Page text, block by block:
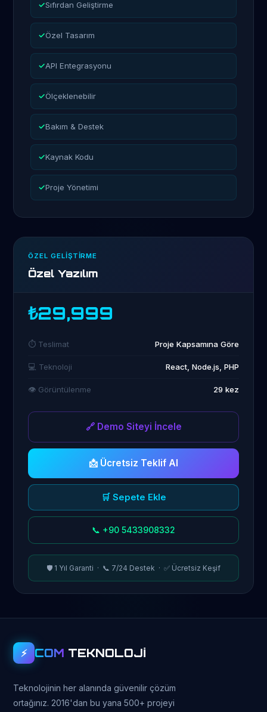
Hesabın yok mu?
Sıfırdan Geliştirme
Özel Tasarım
API Entegrasyonu
Ölçeklenebilir
Bakım & Destek
Kaynak Kodu
Proje Yönetimi
ÖZEL GELIŞTIRME
Özel Yazılım
₺29,999
⏱️ Teslimat Proje Kapsamına Göre
💻 Teknoloji React, Node.js, PHP
👁️ Görüntülenme 29 kez
🔗 Demo Siteyi İncele
📩 Ücretsiz Teklif Al
🛒 Sepete Ekle
📞 +90 5433908332
🛡️ 1 Yıl Garanti · 📞 7/24 Destek · ✅ Ücretsiz Keşif
⚡ COM TEKNOLOJİ
Teknolojinin her alanında güvenilir çözüm
ortağınız. 2016'dan bu yana 500+ projeyi